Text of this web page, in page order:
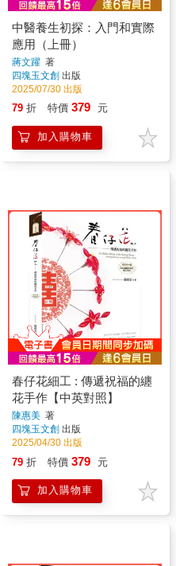
中醫養生初探：入門和實際
應用（上冊）
蔣文躍 著
四塊玉文創 出版
2025/07/30 出版
79 折 特價 379 元
加入購物車
春仔花細工 : 傳遞祝福的纏
花手作【中英對照】
陳惠美 著
四塊玉文創 出版
2025/04/30 出版
79 折 特價 379 元
加入購物車